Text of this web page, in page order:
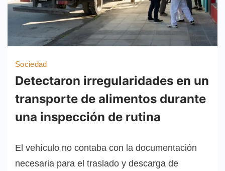
Sociedad
Detectaron irregularidades en un
transporte de alimentos durante
una inspección de rutina
El vehículo no contaba con la documentación
necesaria para el traslado y descarga de